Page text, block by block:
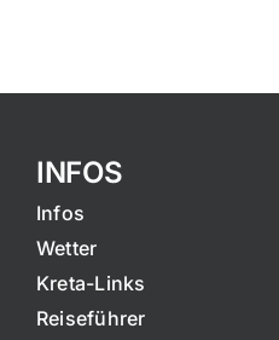
INFOS
Infos
Wetter
Kreta-Links
Reiseführer